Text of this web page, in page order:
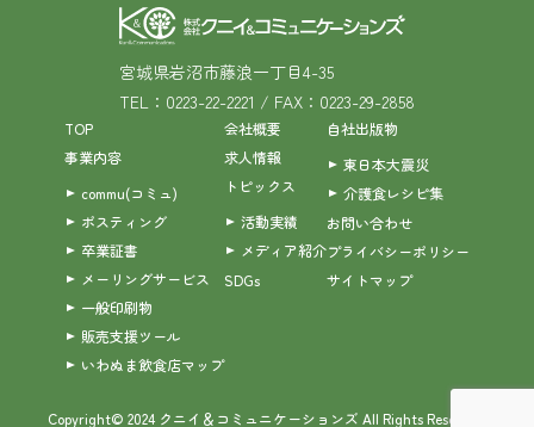
宮城県岩沼市藤浪一丁目4-35
TEL：0223-22-2221 / FAX：0223-29-2858
TOP
事業内容
commu(コミュ)
ポスティング
卒業証書
メーリングサービス
一般印刷物
販売支援ツール
いわぬま飲食店マップ
会社概要
求人情報
トピックス
活動実績
メディア紹介
SDGs
自社出版物
東日本大震災
介護食レシピ集
お問い合わせ
プライバシーポリシー
サイトマップ
Copyright© 2024 クニイ＆コミュニケーションズ All Rights Reserved.